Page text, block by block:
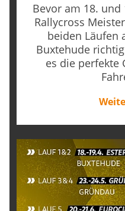
Bevor am 18.
Rallycross
beiden Läufen
Buxtehude
es die perfekte